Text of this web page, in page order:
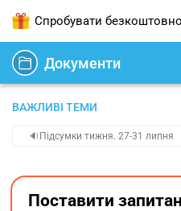
Спробувати безкоштовно
Документи
ВАЖЛИВІ ТЕМИ
🔉Підсумки тижня. 27-31 липня
Поставити